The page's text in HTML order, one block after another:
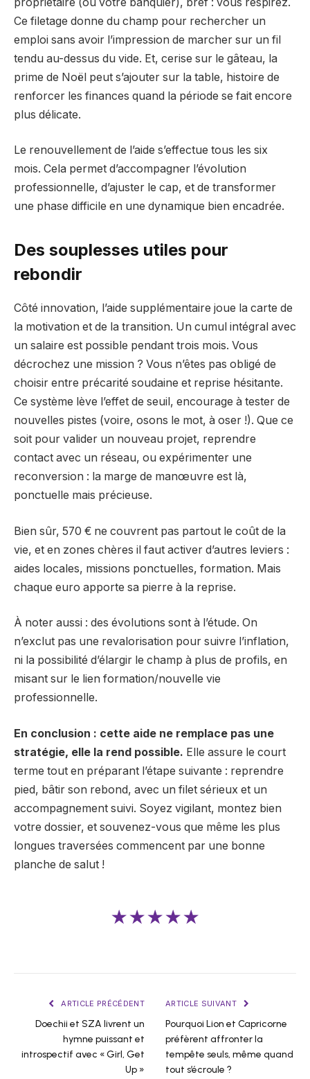
Ce filetage donne du champ pour rechercher un
emploi sans avoir l’impression de marcher sur un fil
tendu au-dessus du vide. Et, cerise sur le gâteau, la
prime de Noël peut s’ajouter sur la table, histoire de
renforcer les finances quand la période se fait encore
plus délicate.
Le renouvellement de l’aide s’effectue tous les six
mois. Cela permet d’accompagner l’évolution
professionnelle, d’ajuster le cap, et de transformer
une phase difficile en une dynamique bien encadrée.
Des souplesses utiles pour
rebondir
Côté innovation, l’aide supplémentaire joue la carte de
la motivation et de la transition. Un cumul intégral avec
un salaire est possible pendant trois mois. Vous
décrochez une mission ? Vous n’êtes pas obligé de
choisir entre précarité soudaine et reprise hésitante.
Ce système lève l’effet de seuil, encourage à tester de
nouvelles pistes (voire, osons le mot, à oser !). Que ce
soit pour valider un nouveau projet, reprendre
contact avec un réseau, ou expérimenter une
reconversion : la marge de manœuvre est là,
ponctuelle mais précieuse.
Bien sûr, 570 € ne couvrent pas partout le coût de la
vie, et en zones chères il faut activer d’autres leviers :
aides locales, missions ponctuelles, formation. Mais
chaque euro apporte sa pierre à la reprise.
À noter aussi : des évolutions sont à l’étude. On
n’exclut pas une revalorisation pour suivre l’inflation,
ni la possibilité d’élargir le champ à plus de profils, en
misant sur le lien formation/nouvelle vie
professionnelle.
En conclusion : cette aide ne remplace pas une
stratégie, elle la rend possible. Elle assure le court
terme tout en préparant l’étape suivante : reprendre
pied, bâtir son rebond, avec un filet sérieux et un
accompagnement suivi. Soyez vigilant, montez bien
votre dossier, et souvenez-vous que même les plus
longues traversées commencent par une bonne
planche de salut !
★★★★★
ARTICLE PRÉCÉDENT
Doechii et SZA livrent un
hymne puissant et
introspectif avec « Girl, Get
Up »
ARTICLE SUIVANT
Pourquoi Lion et Capricorne
préfèrent affronter la
tempête seuls, même quand
tout s’écroule ?